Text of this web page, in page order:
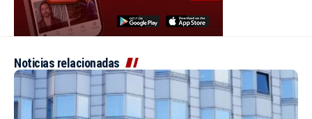
Noticias relacionadas